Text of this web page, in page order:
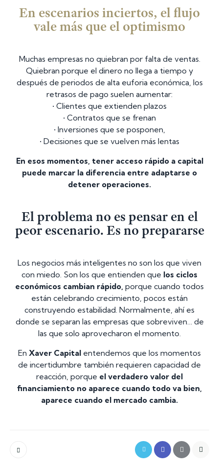
En escenarios inciertos, el flujo
vale más que el optimismo
Muchas empresas no quiebran por falta de ventas.
Quiebran porque el dinero no llega a tiempo y
después de periodos de alta euforia económica, los
retrasos de pago suelen aumentar:
• Clientes que extienden plazos
• Contratos que se frenan
• Inversiones que se posponen,
• Decisiones que se vuelven más lentas
En esos momentos, tener acceso rápido a capital
puede marcar la diferencia entre adaptarse o
detener operaciones.
El problema no es pensar en el
peor escenario. Es no prepararse
Los negocios más inteligentes no son los que viven
con miedo. Son los que entienden que los ciclos
económicos cambian rápido, porque cuando todos
están celebrando crecimiento, pocos están
construyendo estabilidad. Normalmente, ahí es
donde se separan las empresas que sobreviven… de
las que solo aprovecharon el momento.
En Xaver Capital entendemos que los momentos
de incertidumbre también requieren capacidad de
reacción, porque el verdadero valor del
financiamiento no aparece cuando todo va bien,
aparece cuando el mercado cambia.